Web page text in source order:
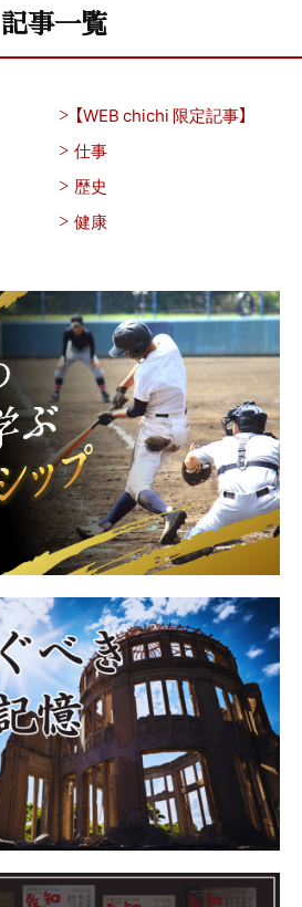
記事一覧
【WEB chichi 限定記事】
仕事
歴史
健康